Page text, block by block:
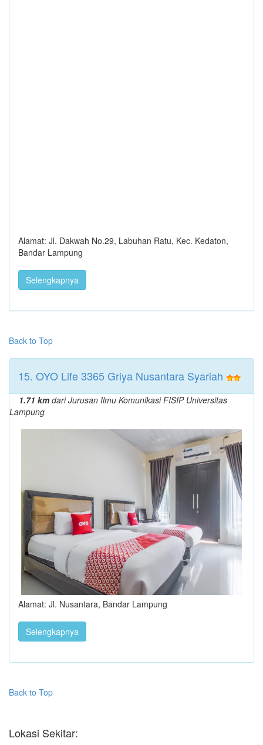
Alamat: Jl. Dakwah No.29, Labuhan Ratu, Kec. Kedaton,
Bandar Lampung
Selengkapnya
Back to Top
15. OYO Life 3365 Griya Nusantara Syariah
1.71 kmdari Jurusan Ilmu Komunikasi FISIP Universitas
Lampung
Alamat: Jl. Nusantara, Bandar Lampung
Selengkapnya
Back to Top
Lokasi Sekitar: